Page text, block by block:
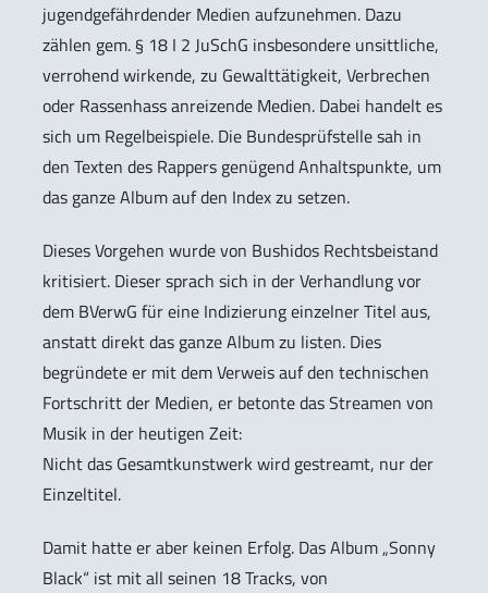
jugendgefährdender Medien aufzunehmen. Dazu
zählen gem. § 18 I 2 JuSchG insbesondere unsittliche,
verrohend wirkende, zu Gewalttätigkeit, Verbrechen
oder Rassenhass anreizende Medien. Dabei handelt es
sich um Regelbeispiele. Die Bundesprüfstelle sah in
den Texten des Rappers genügend Anhaltspunkte, um
das ganze Album auf den Index zu setzen.
Dieses Vorgehen wurde von Bushidos Rechtsbeistand
kritisiert. Dieser sprach sich in der Verhandlung vor
dem BVerwG für eine Indizierung einzelner Titel aus,
anstatt direkt das ganze Album zu listen. Dies
begründete er mit dem Verweis auf den technischen
Fortschritt der Medien, er betonte das Streamen von
Musik in der heutigen Zeit:
Nicht das Gesamtkunstwerk wird gestreamt, nur der
Einzeltitel.
Damit hatte er aber keinen Erfolg. Das Album „Sonny
Black“ ist mit all seinen 18 Tracks, von